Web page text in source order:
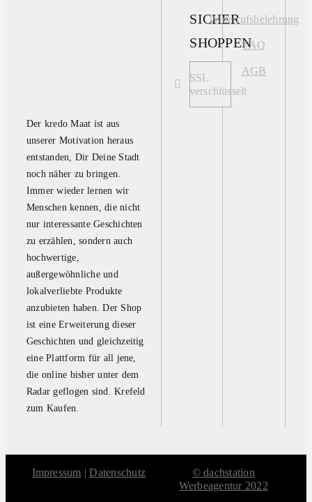
Der kredo Maat ist aus
unserer Motivation heraus
entstanden, Dir Deine Stadt
noch näher zu bringen.
Immer wieder lernen wir
Menschen kennen, die nicht
nur interessante Geschichten
zu erzählen, sondern auch
hochwertige,
außergewöhnliche und
lokalverliebte Produkte
anzubieten haben. Der Shop
ist eine Erweiterung dieser
Geschichten und gleichzeitig
eine Plattform für all jene,
die online bisher unter dem
Radar geflogen sind. Krefeld
zum Kaufen.
SICHER
SHOPPEN
SSL
verschlüsselt
Widerrufsbelehrung
FAQ
AGB
Impressum |Datenschutz
© dachstation
Werbeagentur 2022